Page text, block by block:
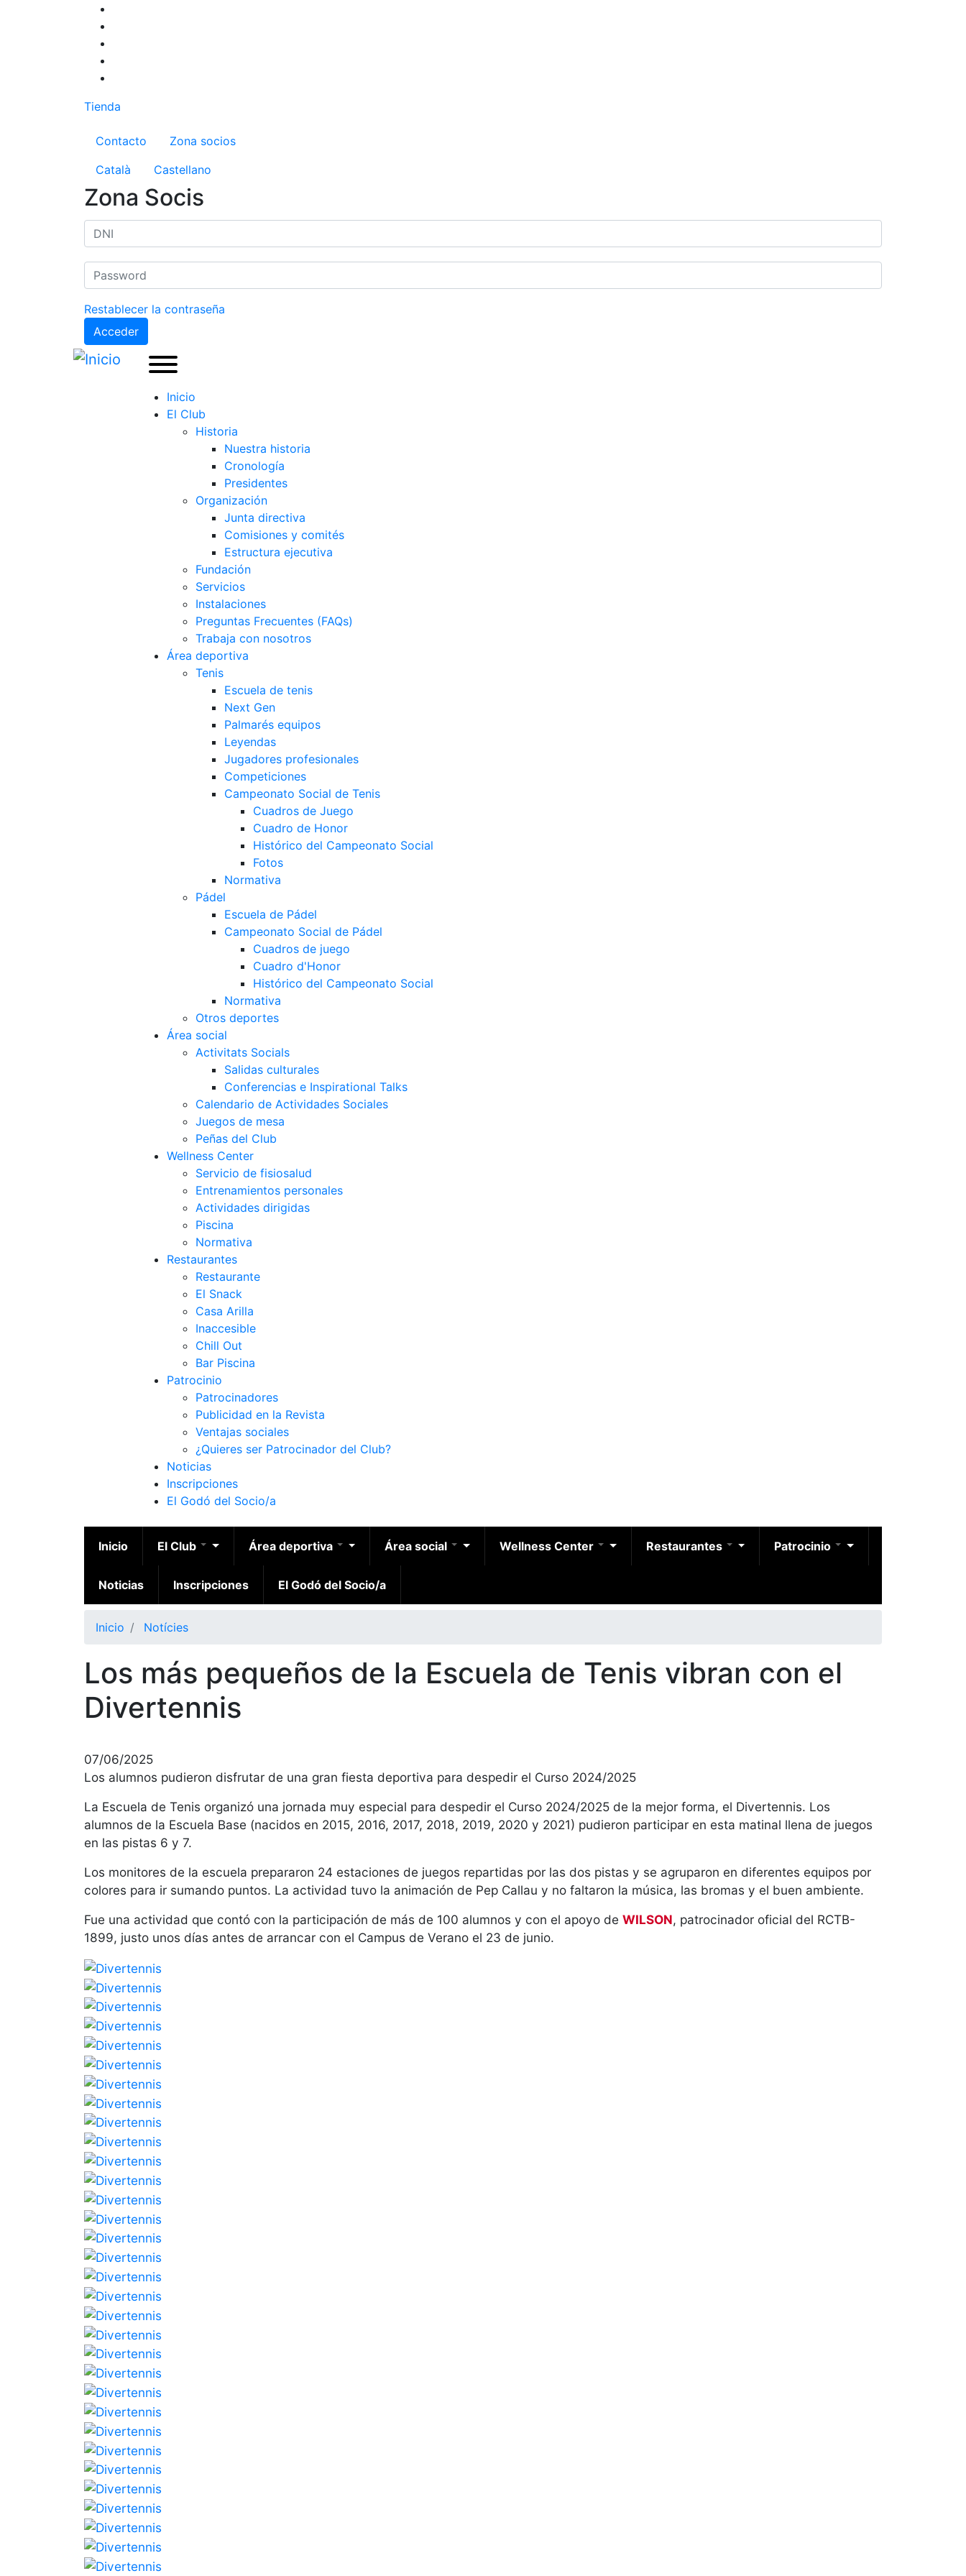
Tienda
Menú del compte d'usuari
Contacto
Zona socios
Català
Castellano
Zona Socis
Restablecer la contraseña
Acceder
Inicio
El Club
Historia
Nuestra historia
Cronología
Presidentes
Organización
Junta directiva
Comisiones y comités
Estructura ejecutiva
Fundación
Servicios
Instalaciones
Preguntas Frecuentes (FAQs)
Trabaja con nosotros
Área deportiva
Tenis
Escuela de tenis
Next Gen
Palmarés equipos
Leyendas
Jugadores profesionales
Competiciones
Campeonato Social de Tenis
Cuadros de Juego
Cuadro de Honor
Histórico del Campeonato Social
Fotos
Normativa
Pádel
Escuela de Pádel
Campeonato Social de Pádel
Cuadros de juego
Cuadro d'Honor
Histórico del Campeonato Social
Normativa
Otros deportes
Área social
Activitats Socials
Salidas culturales
Conferencias e Inspirational Talks
Calendario de Actividades Sociales
Juegos de mesa
Peñas del Club
Wellness Center
Servicio de fisiosalud
Entrenamientos personales
Actividades dirigidas
Piscina
Normativa
Restaurantes
Restaurante
El Snack
Casa Arilla
Inaccesible
Chill Out
Bar Piscina
Patrocinio
Patrocinadores
Publicidad en la Revista
Ventajas sociales
¿Quieres ser Patrocinador del Club?
Noticias
Inscripciones
El Godó del Socio/a
Inicio El Club Área deportiva Área social Wellness Center Restaurantes Patrocinio
Noticias Inscripciones El Godó del Socio/a
Inicio Notícies
Los más pequeños de la Escuela de Tenis vibran con el
Divertennis
07/06/2025
Los alumnos pudieron disfrutar de una gran fiesta deportiva para despedir el Curso 2024/2025
La Escuela de Tenis organizó una jornada muy especial para despedir el Curso 2024/2025 de la mejor forma, el Divertennis. Los
alumnos de la Escuela Base (nacidos en 2015, 2016, 2017, 2018, 2019, 2020 y 2021) pudieron participar en esta matinal llena de juegos
en las pistas 6 y 7.
Los monitores de la escuela prepararon 24 estaciones de juegos repartidas por las dos pistas y se agruparon en diferentes equipos por
colores para ir sumando puntos. La actividad tuvo la animación de Pep Callau y no faltaron la música, las bromas y el buen ambiente.
Fue una actividad que contó con la participación de más de 100 alumnos y con el apoyo de WILSON, patrocinador oficial del RCTB-
1899, justo unos días antes de arrancar con el Campus de Verano el 23 de junio.